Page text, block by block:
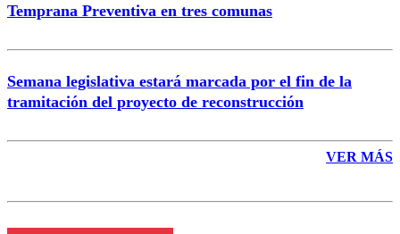
Temprana Preventiva en tres comunas
Semana legislativa estará marcada por el fin de la
tramitación del proyecto de reconstrucción
VER MÁS